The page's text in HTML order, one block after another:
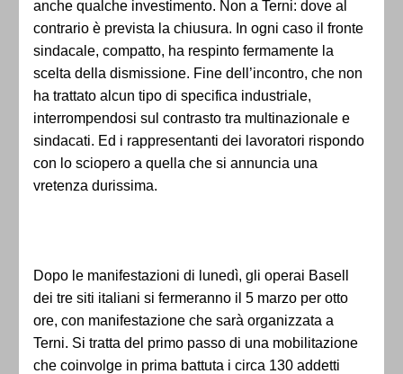
anche qualche investimento. Non a Terni: dove al
contrario è prevista la chiusura. In ogni caso il fronte
sindacale, compatto, ha respinto fermamente la
scelta della dismissione. Fine dell’incontro, che non
ha trattato alcun tipo di specifica industriale,
interrompendosi sul contrasto tra multinazionale e
sindacati. Ed i rappresentanti dei lavoratori rispondo
con lo sciopero a quella che si annuncia una
vretenza durissima.
Dopo le manifestazioni di lunedì, gli operai Basell
dei tre siti italiani si fermeranno il 5 marzo per otto
ore, con manifestazione che sarà organizzata a
Terni. Si tratta del primo passo di una mobilitazione
che coinvolge in prima battuta i circa 130 addetti